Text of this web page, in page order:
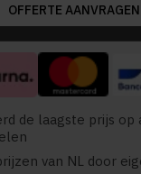
OFFERTE AANVRAGEN
de laagste prijs op
van NL door